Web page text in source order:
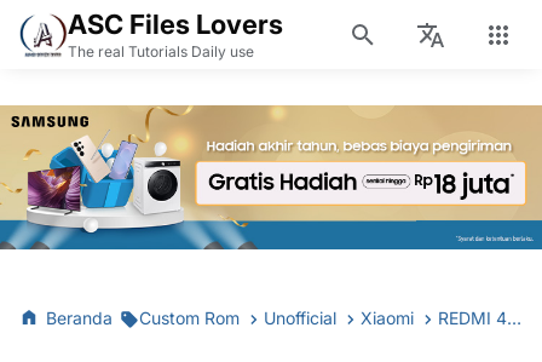
ASC Files Lovers
The real Tutorials Daily use
Beranda Custom Rom Unofficial Xiaomi REDMI 4A Rolex Unofficial Unlockbootloader File Patch